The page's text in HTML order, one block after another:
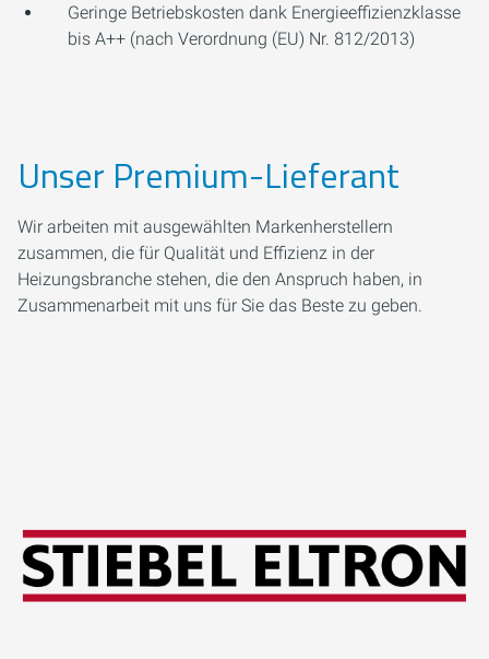
Geringe Betriebskosten dank Energieeffizienzklasse
bis A++ (nach Verordnung (EU) Nr. 812/2013)
Unser Premium-Lieferant
Wir arbeiten mit ausgewählten Markenherstellern
zusammen, die für Qualität und Effizienz in der
Heizungsbranche stehen, die den Anspruch haben, in
Zusammenarbeit mit uns für Sie das Beste zu geben.